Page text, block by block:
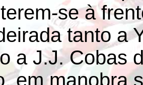
se à
tanto a
a J.J. Cobas
em manobra